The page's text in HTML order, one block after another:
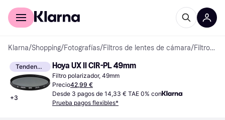
Comprar con Klarna
Klarna/Shopping/Fotografías/Filtros de lentes de cámara/ Filtros de lente
Tendencia
+3
Hoya UX II CIR-PL 49mm
Filtro polarizador, 49mm
Precio42,99 €
Desde 3 pagos de 14,33 € TAE 0% con
Prueba pagos flexibles*